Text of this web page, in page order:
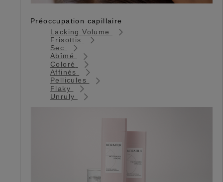
Préoccupation capillaire
Lacking Volume
Frisottis
Sec
Abîmé
Coloré
Affinés
Pellicules
Flaky
Unruly